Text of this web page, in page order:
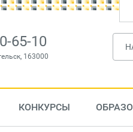
65-10
163000
КОНКУРСЫ